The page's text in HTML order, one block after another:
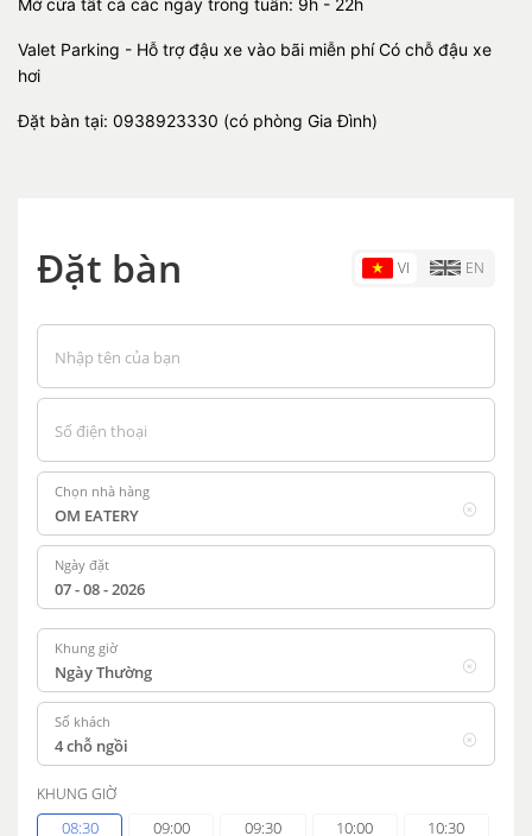
Valet Parking - Hỗ trợ đậu xe vào bãi miễn phí Có chỗ đậu xe
hơi
Đặt bàn tại: 0938923330 (có phòng Gia Đình)